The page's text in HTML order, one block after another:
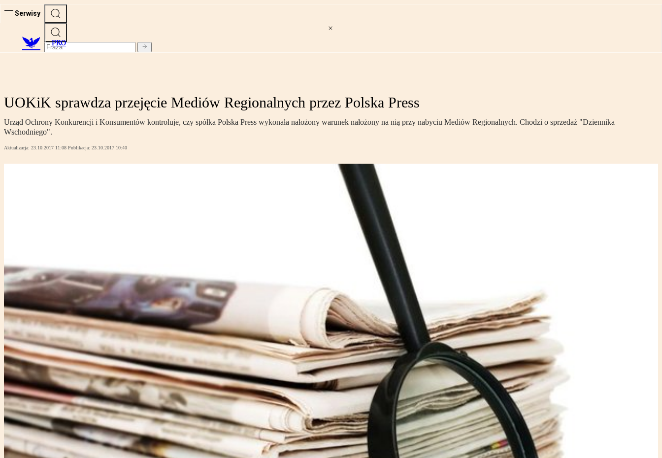
Serwisy
PRO
UOKiK sprawdza przejęcie Mediów Regionalnych przez Polska Press
Urząd Ochrony Konkurencji i Konsumentów kontroluje, czy spółka Polska Press wykonała nałożony warunek nałożony na nią przy nabyciu Mediów Regionalnych. Chodzi o sprzedaż "Dziennika
Wschodniego".
Aktualizacja: 23.10.2017 11:08 Publikacja: 23.10.2017 10:40